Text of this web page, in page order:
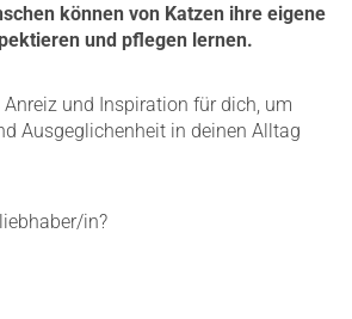
können von Katzen ihre eigene
und pflegen lernen.
Anreiz und Inspiration für dich, um
Ausgeglichenheit in deinen Alltag
in?